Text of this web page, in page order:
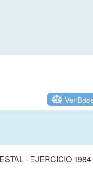
Ver
- EJERCICIO 1984